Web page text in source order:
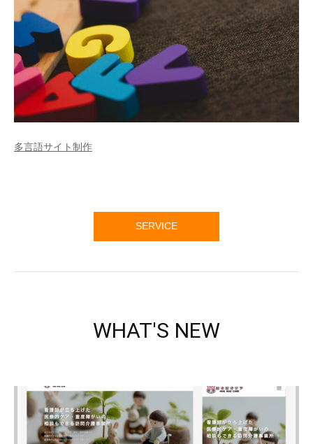
多言語サイト制作
SERVICE
WHAT'S NEW